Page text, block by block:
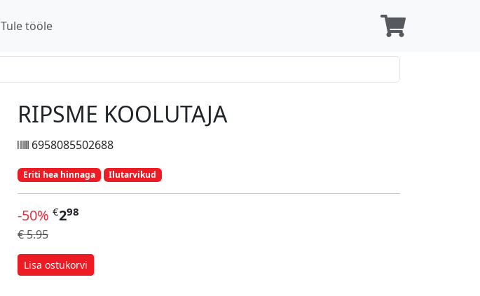
Tule tööle
RIPSME KOOLUTAJA
6958085502688
Eriti hea hinnaga Ilutarvikud
-50% €298
€ 5.95
Lisa ostukorvi